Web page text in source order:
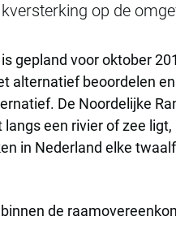
op de
gepland voor oktober
alternatief beoordelen
De Noordelijke
een rivier of zee
in Nederland elke
de